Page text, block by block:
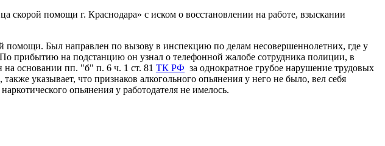
помощи г. Краснодара» с иском о восстановлении на работе, взыскании
Был направлен по вызову в инспекцию по делам несовершеннолетних, где у
прибытию на подстанцию он узнал о телефонной жалобе сотрудника полиции, в
основании пп. "б" п. 6 ч. 1 ст. 81 ТК РФ за однократное грубое нарушение трудовых
указывает, что признаков алкогольного опьянения у него не было, вел себя
опьянения у работодателя не имелось.